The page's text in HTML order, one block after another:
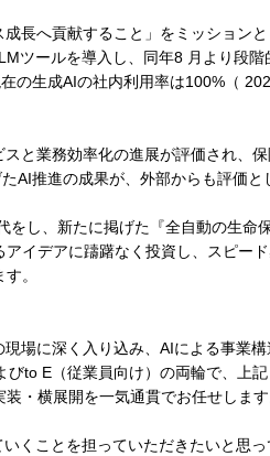
長へ貢献すること」をミッションと
ツールを導入し、同年8 月より段
の生成AIの社内利用率は100%（
と業務効率化の進展が評価され、
AI推進の成果が、外部からも評価と
し、新たに掲げた『全自動の生命
イデアに躊躇なく投資し、スピー
。
場に深く入り込み、AIによる事業
to E（従業員向け）の両輪で、上
・横展開を一気通貫でお任せします
くことを担っていただきたいと思っ